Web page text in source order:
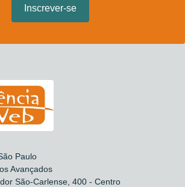
Paulo
Avançados
São-Carlense, 400 - Centro